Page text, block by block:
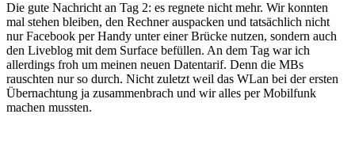
Die gute Nachricht an Tag 2: es regnete nicht mehr. Wir konnten
mal stehen bleiben, den Rechner auspacken und tatsächlich nicht
nur Facebook per Handy unter einer Brücke nutzen, sondern auch
den Liveblog mit dem Surface befüllen. An dem Tag war ich
allerdings froh um meinen neuen Datentarif. Denn die MBs
rauschten nur so durch. Nicht zuletzt weil das WLan bei der ersten
Übernachtung ja zusammenbrach und wir alles per Mobilfunk
machen mussten.